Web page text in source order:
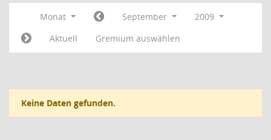
Monat September
2009
Aktuell
Gremium auswählen
Keine Daten gefunden.